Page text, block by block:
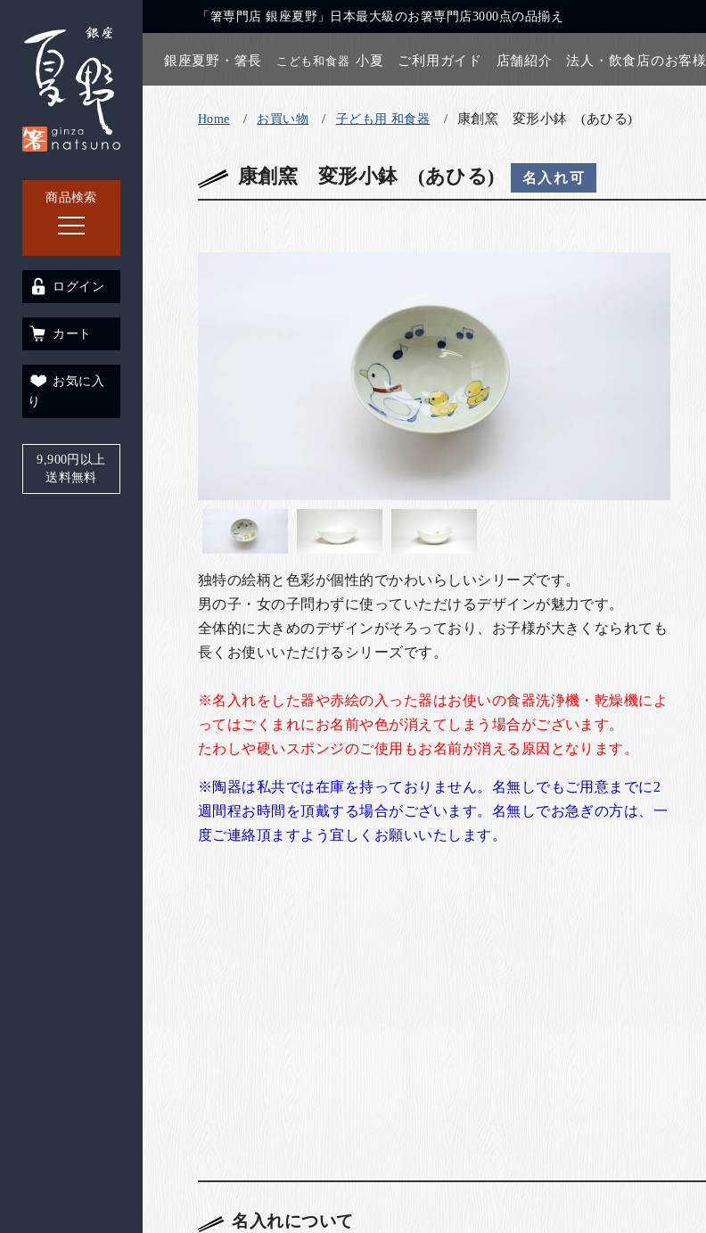
商品検索
「箸専門店 銀座夏野」日本最大級のお箸専門店3000点の品揃え
銀座夏野・箸長 こども和食器 小夏 ご利用ガイド 店舗紹介 法人・飲食店のお客様
ログイン
カート
お気に入
り
9,900円以上
送料無料
Home お買い物 子ども用 和食器 康創窯 変形小鉢 (あひる)
康創窯 変形小鉢 (あひる) 名入れ可
独特の絵柄と色彩が個性的でかわいらしいシリーズです。
男の子・女の子問わずに使っていただけるデザインが魅力です。
全体的に大きめのデザインがそろっており、お子様が大きくなられても
長くお使いいただけるシリーズです。
※名入れをした器や赤絵の入った器はお使いの食器洗浄機・乾燥機によ
ってはごくまれにお名前や色が消えてしまう場合がございます。
たわしや硬いスポンジのご使用もお名前が消える原因となります。
※陶器は私共では在庫を持っておりません。名無しでもご用意までに2
週間程お時間を頂戴する場合がございます。名無しでお急ぎの方は、一
度ご連絡頂ますよう宜しくお願いいたします。
名入れについて